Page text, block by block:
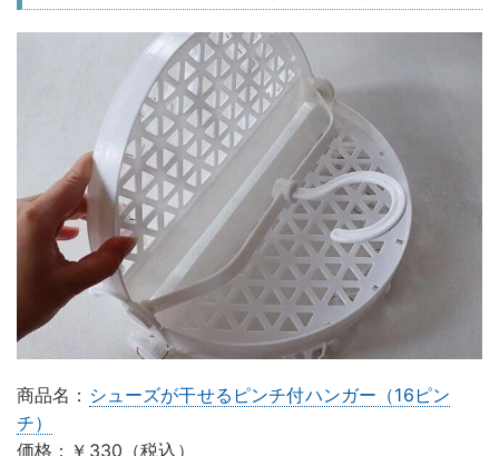
商品名： シューズが干せるピンチ付ハンガー（16ピン
チ）
価格：￥330（税込）